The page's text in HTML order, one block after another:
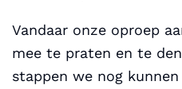
Vandaar onze oproep
mee te praten en te
stappen we nog